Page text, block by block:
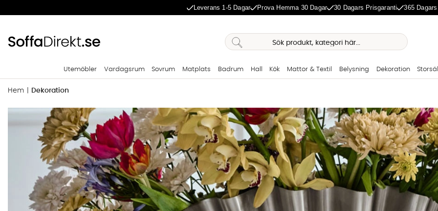
Leverans 1-5 Dagar Prova Hemma 30 Dagar 30 Dagars Prisgaranti 365
Utemöbler Vardagsrum Sovrum Matplats Badrum Hall Kök Mattor & Textil Belysning Dekoration
Hem Dekoration